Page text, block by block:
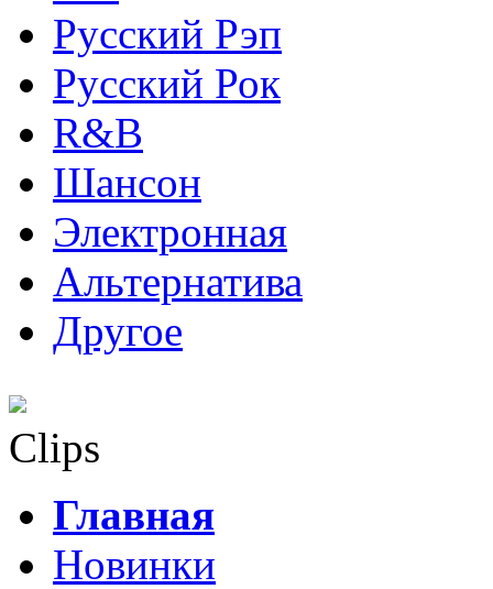
Русский Рэп
Русский Рок
R&B
Шансон
Электронная
Альтернатива
Другое
Clips
Главная
Новинки